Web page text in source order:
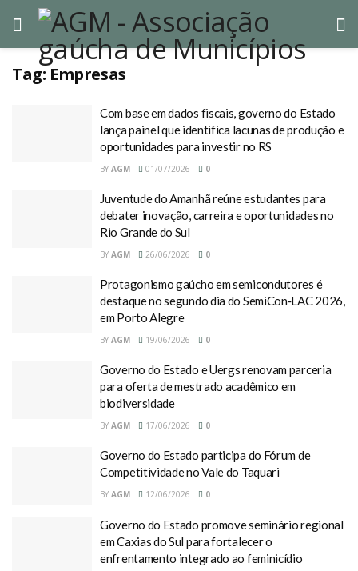
Tag: Empresas
Com base em dados fiscais, governo do Estado
lança painel que identifica lacunas de produção e
oportunidades para investir no RS
BY AGM 01/07/2026 0
Juventude do Amanhã reúne estudantes para
debater inovação, carreira e oportunidades no
Rio Grande do Sul
BY AGM 26/06/2026 0
Protagonismo gaúcho em semicondutores é
destaque no segundo dia do SemiCon‑LAC 2026,
em Porto Alegre
BY AGM 19/06/2026 0
Governo do Estado e Uergs renovam parceria
para oferta de mestrado acadêmico em
biodiversidade
BY AGM 17/06/2026 0
Governo do Estado participa do Fórum de
Competitividade no Vale do Taquari
BY AGM 12/06/2026 0
Governo do Estado promove seminário regional
em Caxias do Sul para fortalecer o
enfrentamento integrado ao feminicídio